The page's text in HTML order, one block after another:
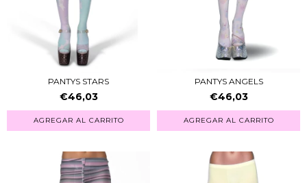
PANTYS STARS
€46,03
AGREGAR AL CARRITO
PANTYS ANGELS
€46,03
AGREGAR AL CARRITO